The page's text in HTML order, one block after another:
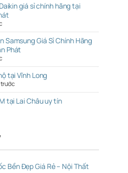
giá sỉ chính hãng tại
Samsung Giá Sỉ Chính Hãng
Phát
tại Vĩnh Long
tại Lai Châu uy tín
Bền Đẹp Giá Rẻ – Nội Thất